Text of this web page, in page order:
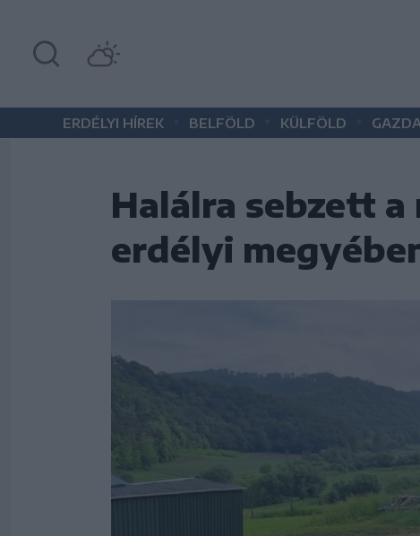
ERDÉLYI HÍREK BELFÖLD KÜLFÖLD
Halálra sebzett
erdélyi